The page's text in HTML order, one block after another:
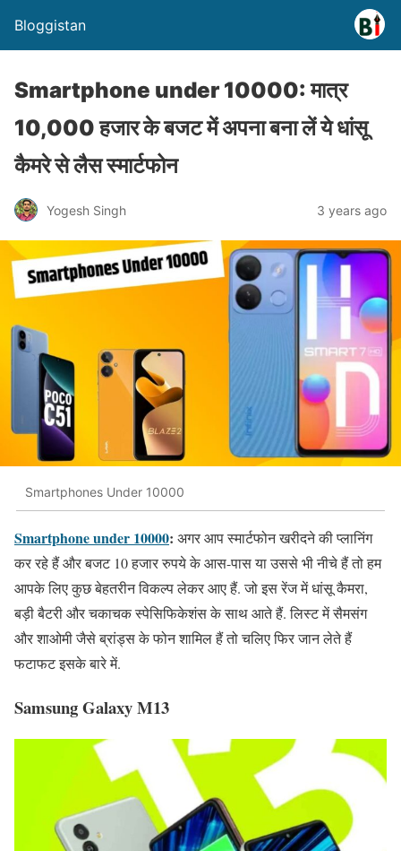
Bloggistan
Smartphone under 10000: मात्र
10,000 हजार के बजट में अपना बना लें ये धांसू
कैमरे से लैस स्मार्टफोन
Yogesh Singh 3 years ago
Smartphones Under 10000
Smartphone under 10000: अगर आप स्मार्टफोन खरीदने की प्लानिंग
कर रहे हैं और बजट 10 हजार रुपये के आस-पास या उससे भी नीचे हैं तो हम
आपके लिए कुछ बेहतरीन विकल्प लेकर आए हैं. जो इस रेंज में धांसू कैमरा,
बड़ी बैटरी और चकाचक स्पेसिफिकेशंस के साथ आते हैं. लिस्ट में सैमसंग
और शाओमी जैसे ब्रांड्स के फोन शामिल हैं तो चलिए फिर जान लेते हैं
फटाफट इसके बारे में.
Samsung Galaxy M13